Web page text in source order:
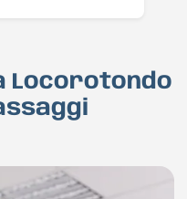
Locorotondo